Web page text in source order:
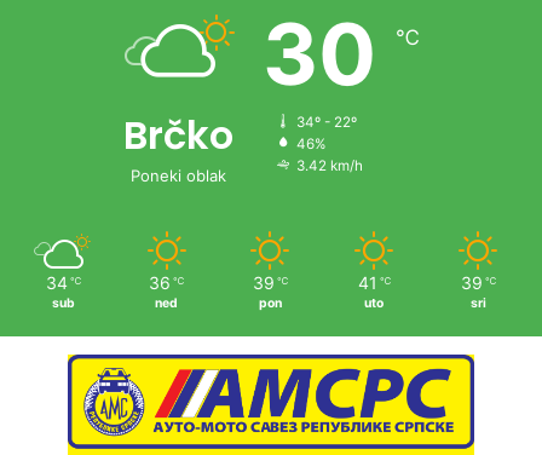
Brčko
Poneki oblak
30 ℃
34º - 22º
46%
3.42 km/h
34 ℃
sub
36 ℃
ned
39 ℃
pon
41 ℃
uto
39 ℃
sri